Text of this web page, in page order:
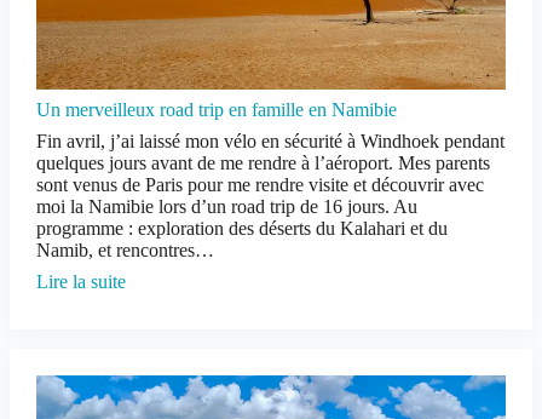
Un merveilleux road trip en famille en Namibie
Fin avril, j’ai laissé mon vélo en sécurité à Windhoek pendant
quelques jours avant de me rendre à l’aéroport. Mes parents
sont venus de Paris pour me rendre visite et découvrir avec
moi la Namibie lors d’un road trip de 16 jours. Au
programme : exploration des déserts du Kalahari et du
Namib, et rencontres…
Lire la suite